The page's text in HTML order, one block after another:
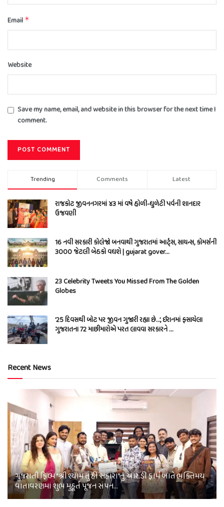
Email *
Website
Save my name, email, and website in this browser for the next time I
comment.
Trending Comments Latest
રાજકોટ જીવનનગરમાં ૪૩ માં વર્ષે હોળી-ધુળેટી પર્વની શાનદાર
ઉજવણી
16 નવી સરકારી કોલેજો બનવાથી ગુજરાતમાં આર્ટ્સ, સાયન્સ, કોમર્સની
3000 જેટલી બેઠકો વધશે | gujarat gover…
23 Celebrity Tweets You Missed From The Golden
Globes
’25 દિવસથી બોટ પર જીવન ગુજારી રહ્યા છે…’, ઈરાનમાં ફસાયેલા
ગુજરાતના 72 માછીમારોએ પરત લાવવા સરકારને …
Recent News
ગુજરાતી ફિલ્મ “શ્રી શ્યામ તું હી સહારા”નું આર.ડી ફાર્મ ખાતે ભક્તિમય
વાતાવરણમાં શુભ મુહૂર્ત પૂજન સંપન…